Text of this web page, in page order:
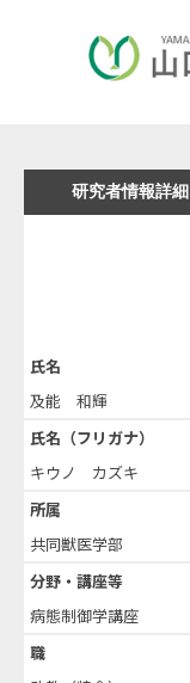
研究者情報詳細
氏名
及能 和輝
氏名（フリガナ）
キウノ カズキ
所属
共同獣医学部
分野・講座等
病態制御学講座
職